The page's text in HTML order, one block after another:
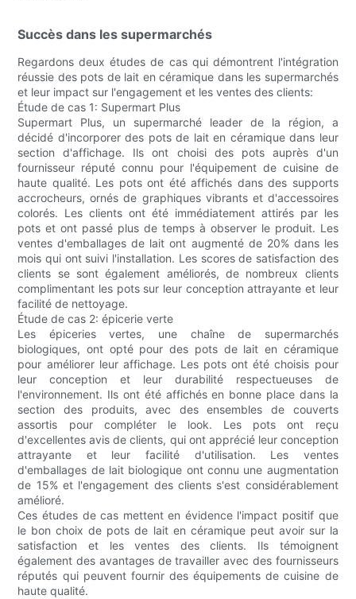
Succès dans les supermarchés
Regardons deux études de cas qui démontrent l'intégration
réussie des pots de lait en céramique dans les supermarchés
et leur impact sur l'engagement et les ventes des clients:
Étude de cas 1: Supermart Plus
Supermart Plus, un supermarché leader de la région, a
décidé d'incorporer des pots de lait en céramique dans leur
section d'affichage. Ils ont choisi des pots auprès d'un
fournisseur réputé connu pour l'équipement de cuisine de
haute qualité. Les pots ont été affichés dans des supports
accrocheurs, ornés de graphiques vibrants et d'accessoires
colorés. Les clients ont été immédiatement attirés par les
pots et ont passé plus de temps à observer le produit. Les
ventes d'emballages de lait ont augmenté de 20% dans les
mois qui ont suivi l'installation. Les scores de satisfaction des
clients se sont également améliorés, de nombreux clients
complimentant les pots sur leur conception attrayante et leur
facilité de nettoyage.
Étude de cas 2: épicerie verte
Les épiceries vertes, une chaîne de supermarchés
biologiques, ont opté pour des pots de lait en céramique
pour améliorer leur affichage. Les pots ont été choisis pour
leur conception et leur durabilité respectueuses de
l'environnement. Ils ont été affichés en bonne place dans la
section des produits, avec des ensembles de couverts
assortis pour compléter le look. Les pots ont reçu
d'excellentes avis de clients, qui ont apprécié leur conception
attrayante et leur facilité d'utilisation. Les ventes
d'emballages de lait biologique ont connu une augmentation
de 15% et l'engagement des clients s'est considérablement
amélioré.
Ces études de cas mettent en évidence l'impact positif que
le bon choix de pots de lait en céramique peut avoir sur la
satisfaction et les ventes des clients. Ils témoignent
également des avantages de travailler avec des fournisseurs
réputés qui peuvent fournir des équipements de cuisine de
haute qualité.